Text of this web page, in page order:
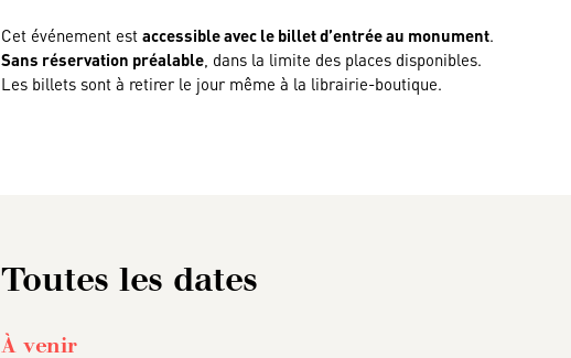
Cet événement estaccessible avec le billet d’entrée au monument.
Sans réservation préalable , dans la limite des places disponibles.
Les billets sont à retirer le jour même à la librairie-boutique.
Toutes les dates
À venir